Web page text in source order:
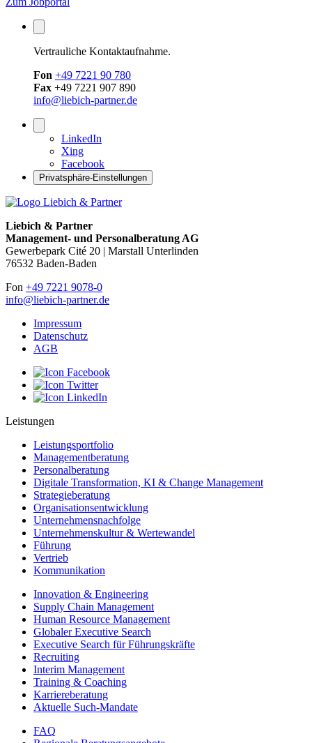
Vertrauliche Kontaktaufnahme.
Fon +49 7221 90 780
Fax +49 7221 907 890
info@liebich-partner.de
LinkedIn
Xing
Facebook
Privatsphäre-Einstellungen
Liebich & Partner
Management- und Personalberatung AG
Gewerbepark Cité 20 | Marstall Unterlinden
76532 Baden-Baden
Fon +49 7221 9078-0
info@liebich-partner.de
Impressum
Datenschutz
AGB
Leistungen
Leistungsportfolio
Managementberatung
Personalberatung
Digitale Transformation, KI & Change Management
Strategieberatung
Organisationsentwicklung
Unternehmensnachfolge
Unternehmenskultur & Wertewandel
Führung
Vertrieb
Kommunikation
Innovation & Engineering
Supply Chain Management
Human Resource Management
Globaler Executive Search
Executive Search für Führungskräfte
Recruiting
Interim Management
Training & Coaching
Karriereberatung
Aktuelle Such-Mandate
FAQ